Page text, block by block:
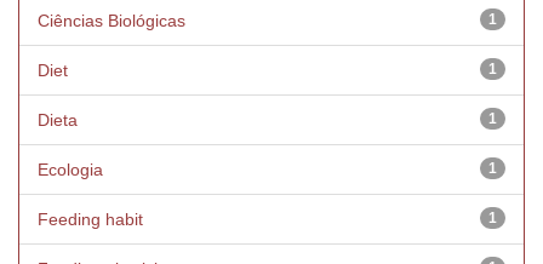
1
Ciências Biológicas
1
Diet
1
Dieta
1
Ecologia
1
Feeding habit